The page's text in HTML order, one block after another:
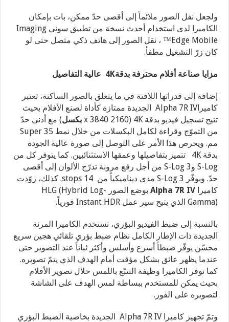
ولجعل نقل الصور ملائماً إلى أقصى حدّ ممكن، بات بإمكان
الكاميرا لدى استخدام أحدث نسخة من تطبيقسوني Imaging
Edge Mobile™
، نقل الصور إلى هاتف ذكي متصل حتى لو
كان زرّ التشغيل مطفأ.
مزايا صناعة أفلام محترفة بدقة4K عالية التفاصيل
إضافة إلى قدراتها اللافتة في ما يتعلق بالصور الساكنة، تعتبر
كاميراAlpha 7R IV الجديدة ممتازة كأداة لصنع الأفلام بحيث
تتيح تسجيل فيديو بدقة 4K (x 3840 2160
بكسل) مع أدنى حدّ
من التموّج وقراءة لكامل البكسلات من خلال نمط Super 35
مم. ويحرص هذا الأمر على التوصل إلى صورة عالية الجودة
بدقة 4K تتميز بتفاصيلها وعمقها الاستثنائيين. كما يتوفر كل من
S-Log وS-Log 3 من أجل رفع مرونة تدرّج الألوان إلى أقصى
حدّ. ويوفّر S-Log 3 مدى ديناميكياً من 14 stops. كذلك، زوّدت
كاميرا Alpha 7R IV
بوضع الصور HLG (Hybrid Log-
Gamma)الذي يتيح سير عمل Instant HDR فورياً.
بالنسبة إلى ضبط الفيديو البؤري، تستخدم الكاميرا المرنة
الجديدة ذات الإطار الكامل نظام ضبط بؤري تلقائي هجين سريع
محسّن يوفّر ضبطاً أسرع وأسلس وأكثر ثباتاً عند التصوير حتى
عندما يظهر عائق بشكل مؤقت أمام الهدف الذي يتمّ تصويره.
كما توفر الكاميرا وظيفة التتبّع باللمس خلال تصوير الأفلام
بحيث يمكن للمستخدم ببساطة لمس الهدف على الشاشة
لتصويره على الفور.
وتمّ تجهيز كاميرا Alpha 7R IV الجديدة بخاصية الضبط البؤري